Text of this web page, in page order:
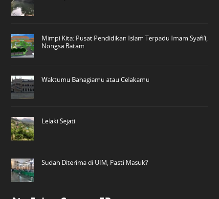
Mimpi Kita: Pusat Pendidikan Islam Terpadu Imam Syafi’i,
Nongsa Batam
Waktumu Bahagiamu atau Celakamu
Lelaki Sejati
Sudah Diterima di UIM, Pasti Masuk?